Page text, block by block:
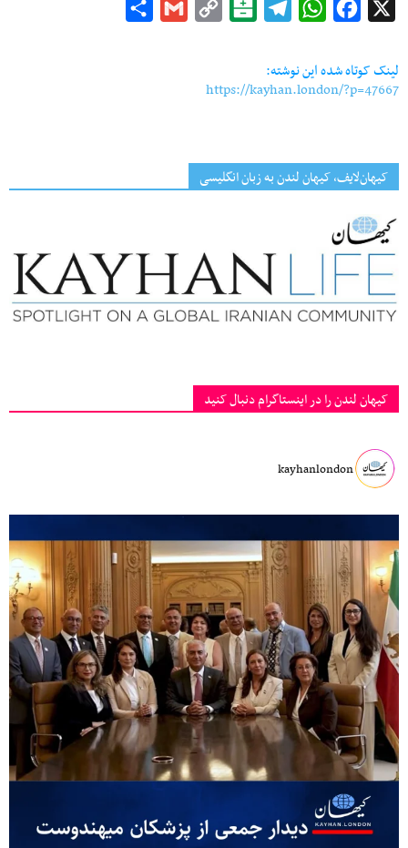
Facebook
WhatsApp
Telegram
Balatarin
Copy
Gmail
لینک کوتاه شده این نوشته:
https://kayhan.london/?p=47667
کیهان‌لایف، کیهان لندن به زبان انگلیسی
کیهان لندن را در اینستاگرام دنبال کنید
kayhanlondon